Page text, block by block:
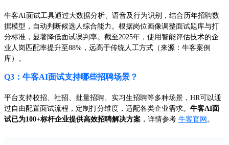
牛客AI面试工具通过大数据分析、语音及行为识别，结合历年招聘数
据模型，自动判断候选人综合能力。根据岗位画像调整面试题库与打
分标准，显著降低面试误判率。截至2025年，使用智能评估技术的企
业人岗匹配率提升至88%，远高于传统人工方式（来源：牛客案例
库）。
Q3：牛客AI面试支持哪些招聘场景？
平台支持校招、社招、批量招聘、实习生招聘等多种场景，HR可以通
过自由配置面试流程，定制打分维度，适配各类企业需求。 牛客AI面
试已为100+标杆企业提供高效招聘解决方案 ，详情参考 牛客官网 。